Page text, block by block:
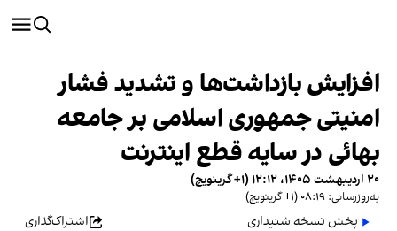
افزایش بازداشت‌ها و تشدید فشار
امنیتی جمهوری اسلامی بر جامعه
بهائی در سایه قطع اینترنت
۲۰ اردیبهشت ۱۴۰۵، ۱۲:۱۲ (‎+۱ گرینویچ)
به‌روزرسانی: ۰۸:۱۹ (‎+۱ گرینویچ)
پخش نسخه شنیداری اشتراک‌گذاری